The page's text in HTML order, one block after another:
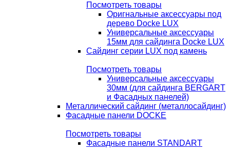
Посмотреть товары
Оригнальные аксессуары под
дерево Docke LUX
Универсальные аксессуары
15мм для сайдинга Docke LUX
Сайдинг серии LUX под камень
Посмотреть товары
Универсальные аксессуары
30мм (для сайдинга BERGART
и Фасадных панелей)
Металлический сайдинг (металлосайдинг)
Фасадные панели DOCKE
Посмотреть товары
Фасадные панели STANDART